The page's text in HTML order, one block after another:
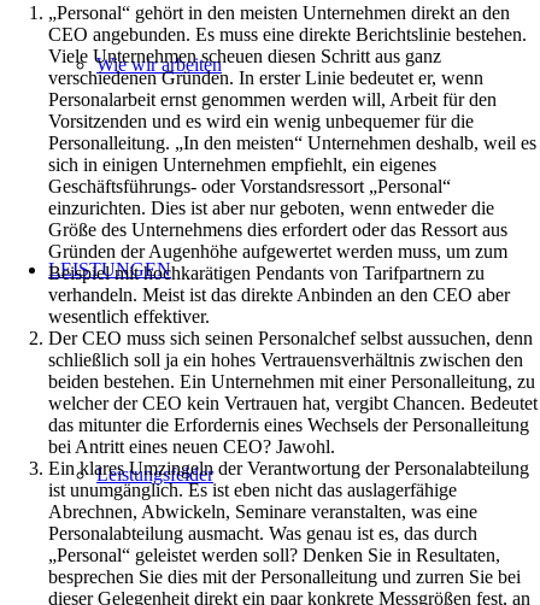
Wie wir arbeiten
LEISTUNGEN
Leistungsfelder
„Personal“ gehört in den meisten Unternehmen direkt an den
CEO angebunden. Es muss eine direkte Berichtslinie bestehen.
Viele Unternehmen scheuen diesen Schritt aus ganz
verschiedenen Gründen. In erster Linie bedeutet er, wenn
Personalarbeit ernst genommen werden will, Arbeit für den
Vorsitzenden und es wird ein wenig unbequemer für die
Personalleitung. „In den meisten“ Unternehmen deshalb, weil es
sich in einigen Unternehmen empfiehlt, ein eigenes
Geschäftsführungs- oder Vorstandsressort „Personal“
einzurichten. Dies ist aber nur geboten, wenn entweder die
Größe des Unternehmens dies erfordert oder das Ressort aus
Gründen der Augenhöhe aufgewertet werden muss, um zum
Beispiel mit hochkarätigen Pendants von Tarifpartnern zu
verhandeln. Meist ist das direkte Anbinden an den CEO aber
wesentlich effektiver.
Der CEO muss sich seinen Personalchef selbst aussuchen, denn
schließlich soll ja ein hohes Vertrauensverhältnis zwischen den
beiden bestehen. Ein Unternehmen mit einer Personalleitung, zu
welcher der CEO kein Vertrauen hat, vergibt Chancen. Bedeutet
das mitunter die Erfordernis eines Wechsels der Personalleitung
bei Antritt eines neuen CEO? Jawohl.
Ein klares Umzingeln der Verantwortung der Personalabteilung
ist unumgänglich. Es ist eben nicht das auslagerfähige
Abrechnen, Abwickeln, Seminare veranstalten, was eine
Personalabteilung ausmacht. Was genau ist es, das durch
„Personal“ geleistet werden soll? Denken Sie in Resultaten,
besprechen Sie dies mit der Personalleitung und zurren Sie bei
dieser Gelegenheit direkt ein paar konkrete Messgrößen fest, an